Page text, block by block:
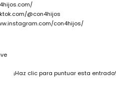
@con4hijos
con4hijos/
¡Haz clic para puntuar esta entrada!